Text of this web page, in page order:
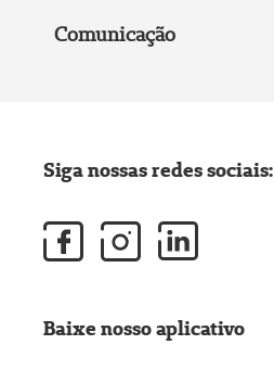
Comunicação
Siga nossas redes sociais:
Baixe nosso aplicativo